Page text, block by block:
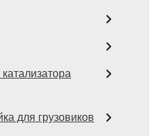
для грузовиков